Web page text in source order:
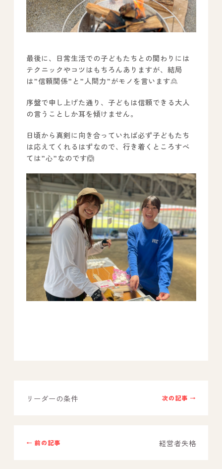
最後に、日常生活での子どもたちとの関わりには
テクニックやコツはもちろんありますが、結局
は”信頼関係”と”人間力”がモノを言います🙎
序盤で申し上げた通り、子どもは信頼できる大人
の言うことしか耳を傾けません。
日頃から真剣に向き合っていれば必ず子どもたち
は応えてくれるはずなので、行き着くところすべ
ては”心”なのです🙆
次の記事 →
リーダーの条件
← 前の記事 経営者失格